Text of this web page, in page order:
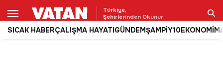
Türkiye,
Şehirlerinden Okunur
SICAK HABERÇALIŞMA HAYATIGÜNDEMŞAMPİY10EKONOMİ
Ara